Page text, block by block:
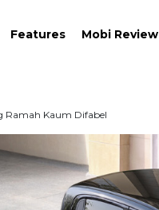
Features Mobi Review
Ramah Kaum Difabel